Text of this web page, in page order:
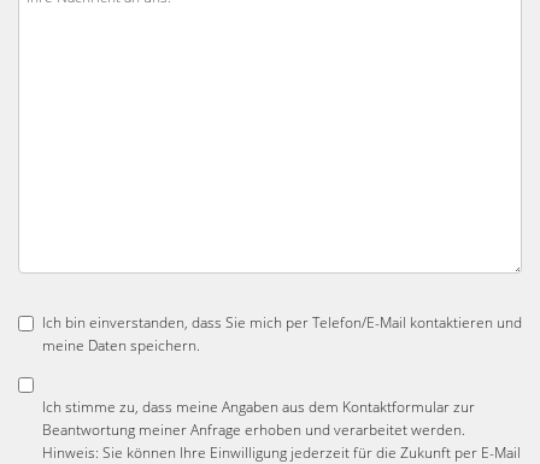
Ich bin einverstanden, dass Sie mich per Telefon/E-Mail kontaktieren und
meine Daten speichern.
Ich stimme zu, dass meine Angaben aus dem Kontaktformular zur
Beantwortung meiner Anfrage erhoben und verarbeitet werden.
Hinweis: Sie können Ihre Einwilligung jederzeit für die Zukunft per E-Mail